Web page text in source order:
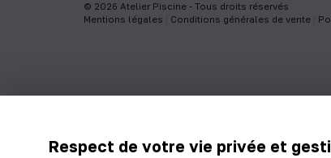
Respect de votre vie privée et
© 2026 Atelier Piscine - Tous droits réservés
Mentions légales
Conditions générales de vente